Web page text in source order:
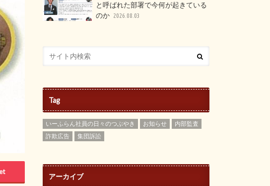
と呼ばれた部署で今何が起きている
のか 2026.08.03
Tag
いーふらん社員の日々のつぶやき お知らせ
内部監査
詐欺広告
集団訴訟
アーカイブ